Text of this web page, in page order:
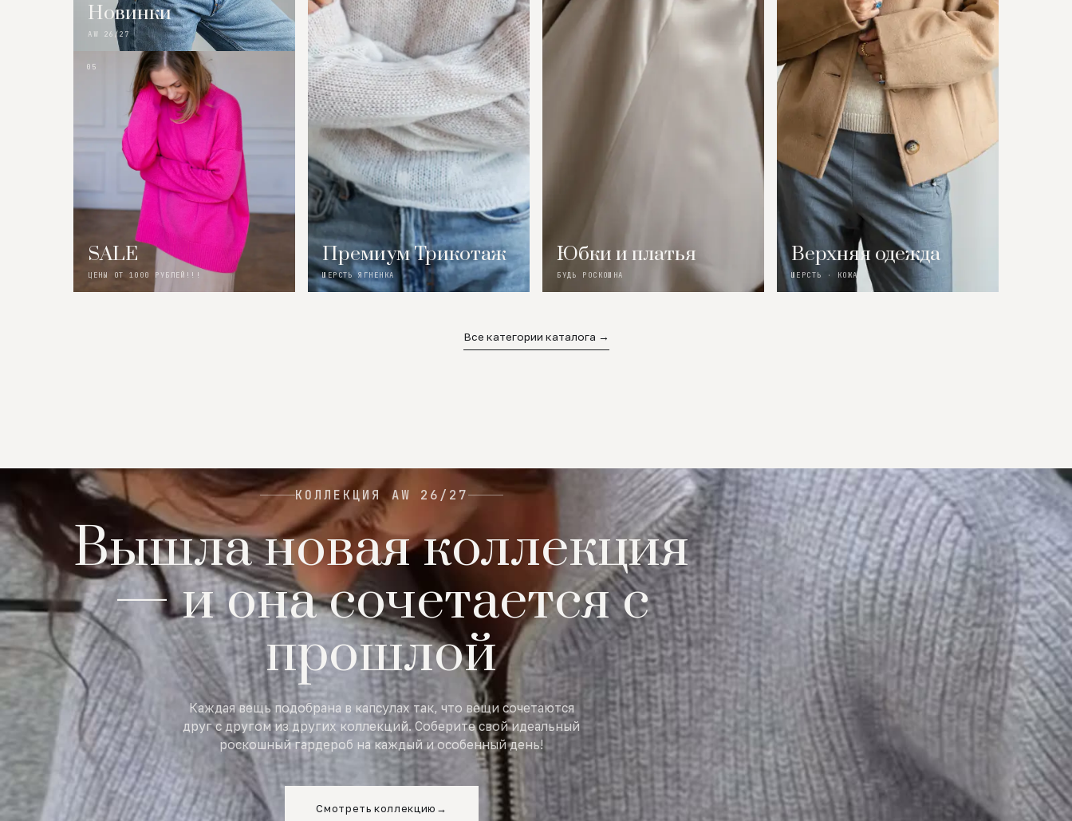
Новинки
AW 26/27
05
SALE
ЦЕНЫ ОТ 1000 РУБЛЕЙ!!!
Премиум Трикотаж
ШЕРСТЬ ЯГНЕНКА
Юбки и платья
БУДЬ РОСКОШНА
Верхняя одежда
ШЕРСТЬ · КОЖА
Все категории каталога →
КОЛЛЕКЦИЯ AW 26/27
Вышла новая коллекция
— и она сочетается с
прошлой
Каждая вещь подобрана в капсулах так, что вещи сочетаются
друг с другом из других коллекций. Соберите свой идеальный
роскошный гардероб на каждый и особенный день!
Смотреть коллекцию →